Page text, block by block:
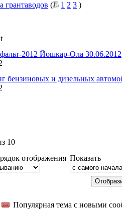
грантаводов ( 1 2 3 )
2012 Йошкар-Ола 30.06.2012
бензиновых и дизельных
10
отображения Показать
Популярная тема с новыми